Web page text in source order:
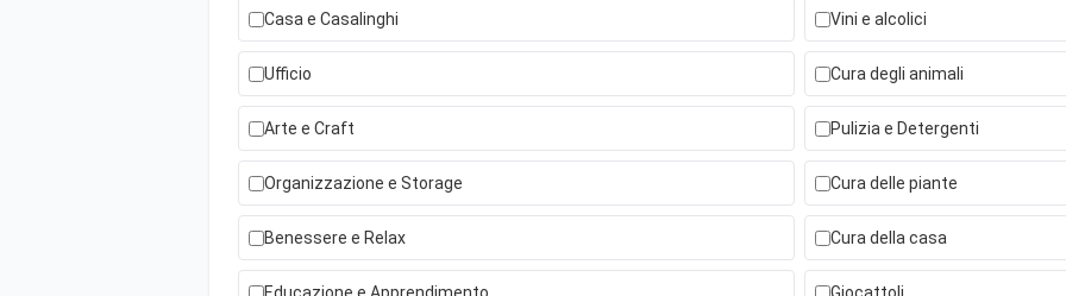
Casa e Casalinghi Vini e alcolici
Ufficio Cura degli animali
Arte e Craft Pulizia e Detergenti
Organizzazione e Storage Cura delle piante
Benessere e Relax Cura della casa